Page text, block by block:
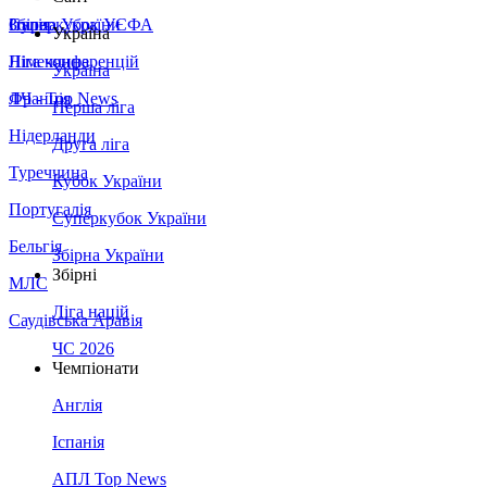
Збірна України
Італія
Німеччина
Франція
Нідерланди
Туреччина
Португалія
Бельгія
МЛС
Саудівська Аравія
Суперкубок УЄФА
Ліга конференцій
ЛЧ - Top News
Україна
Україна
Перша ліга
Друга ліга
Кубок України
Суперкубок України
Збірна України
Збірні
Ліга націй
ЧС 2026
Чемпіонати
Англія
Іспанія
АПЛ Top News